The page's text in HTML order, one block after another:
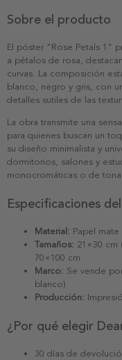
Sobre el producto
El póster "Rose Petals 1"
a pétalos de rosa,
curvas. La composición
blanco, negro y gris, con
detalles sutiles de las
La obra transmite una
para quienes buscan un
su diseño minimalista y
dormitorios, salones y
monocromáticas o de
Especificaciones
Material: Papel
Tamaños: 21×30 cm
70×100 cm
Marco: Se vende
blanco)
Producción:
¿Por qué elegir
30 días de